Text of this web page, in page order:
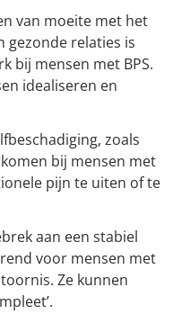
van moeite met het
gezonde relaties is
bij mensen met BPS.
idealiseren en
zoals
bij mensen met
pijn te uiten of te
aan een stabiel
voor mensen met
Ze kunnen